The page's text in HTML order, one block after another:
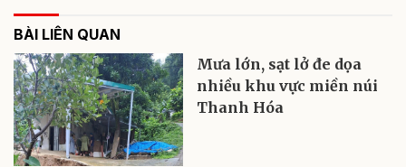
BÀI LIÊN QUAN
Mưa lớn, sạt lở đe dọa
nhiều khu vực miền núi
Thanh Hóa